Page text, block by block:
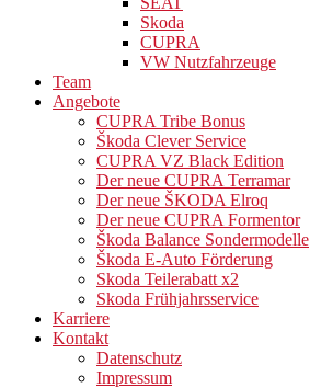
Skoda
CUPRA
VW Nutzfahrzeuge
Team
Angebote
CUPRA Tribe Bonus
Škoda Clever Service
CUPRA VZ Black Edition
Der neue CUPRA Terramar
Der neue ŠKODA Elroq
Der neue CUPRA Formentor
Škoda Balance Sondermodelle
Škoda E-Auto Förderung
Skoda Teilerabatt x2
Skoda Frühjahrsservice
Karriere
Kontakt
Datenschutz
Impressum